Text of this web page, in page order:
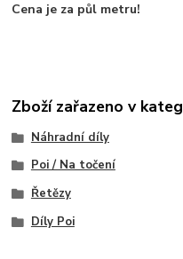
Cena je za půl metru!
Zboží zařazeno v
Náhradní díly
Poi / Na točení
Řetězy
Díly Poi